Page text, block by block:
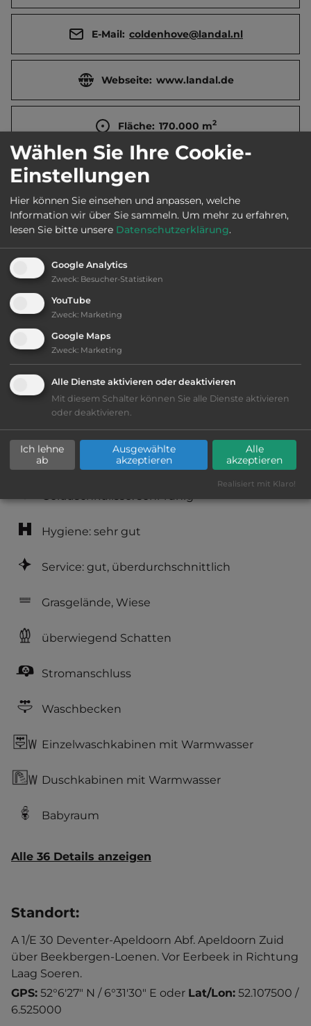
E-Mail: coldenhove@landal.nl
Webseite: www.landal.de
Fläche: 170.000 m2
Öffnungszeiten:
Telefon: 0031 313 659101
Ausstattung:
naturbelassener Platz
bis 65,- Euro
Klassifizierung: gut
Platzeinrichtung: sehr gut
Hygiene: sehr gut
Service: gut, überdurchschnittlich
Grasgelände, Wiese
überwiegend Schatten
Stromanschluss
Waschbecken
Einzelwaschkabinen mit Warmwasser
Duschkabinen mit Warmwasser
Babyraum
Alle 36 Details anzeigen
Standort:
A 1/E 30 Deventer-Apeldoorn Abf. Apeldoorn Zuid
über Beekbergen-Loenen. Vor Eerbeek in Richtung
Laag Soeren.
GPS: 52°6'27" N / 6°31'30" E oder Lat/Lon: 52.107500 /
6.525000
Wählen Sie Ihre Cookie-
Einstellungen
Hier können Sie einsehen und anpassen, welche
Information wir über Sie sammeln. Um mehr zu erfahren,
lesen Sie bitte unsere Datenschutzerklärung.
Google Analytics
Zweck: Besucher-Statistiken
YouTube
Zweck: Marketing
Google Maps
Zweck: Marketing
Alle Dienste aktivieren oder deaktivieren
Mit diesem Schalter können Sie alle Dienste aktivieren
oder deaktivieren.
Ich lehne
ab
Ausgewählte
akzeptieren
Alle
akzeptieren
Realisiert mit Klaro!